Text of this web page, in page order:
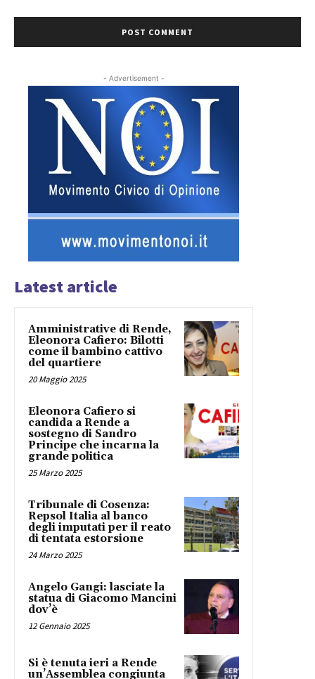
- Advertisement -
Latest article
Amministrative di Rende,
Eleonora Cafiero: Bilotti
come il bambino cattivo
del quartiere
20 Maggio 2025
Eleonora Cafiero si
candida a Rende a
sostegno di Sandro
Principe che incarna la
grande politica
25 Marzo 2025
Tribunale di Cosenza:
Repsol Italia al banco
degli imputati per il reato
di tentata estorsione
24 Marzo 2025
Angelo Gangi: lasciate la
statua di Giacomo Mancini
dov’è
12 Gennaio 2025
Si è tenuta ieri a Rende
un’Assemblea congiunta